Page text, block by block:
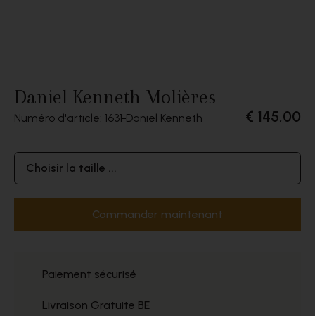
Daniel Kenneth Molières
Numéro d'article: 1631 Daniel Kenneth € 145,00
Choisir la taille ...
Commander maintenant
Paiement sécurisé
Livraison Gratuite BE